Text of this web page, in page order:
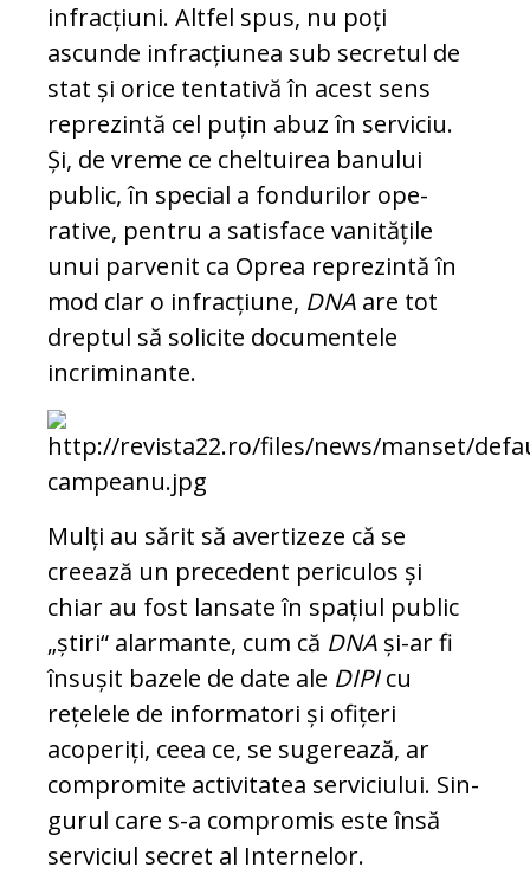
infrac­țiuni. Altfel spus, nu poți
ascunde infrac­țiunea sub secretul de
stat și orice ten­ta­ti­vă în acest sens
reprezintă cel puțin abuz în serviciu.
Și, de vreme ce cheltuirea ba­nu­lui
public, în special a fondurilor ope­
rative, pentru a satisface vanitățile
unui parvenit ca Oprea reprezintă în
mod clar o infracțiune, DNA are tot
dreptul să so­licite documentele
incriminante.
Mulți au sărit să avertizeze că se
creează un precedent periculos și
chiar au fost lan­sate în spațiul public
„știri“ alarmante, cum că DNA și-ar fi
însușit bazele de date ale DIPIcu
rețelele de informatori și ofițeri
acoperiți, ceea ce, se sugerează, ar
compromite activitatea serviciului. Sin­
gu­rul care s-a compromis este însă
serviciul secret al Internelor.